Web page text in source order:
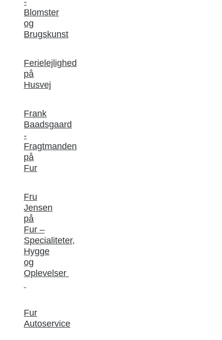
Blomster
og
Brugskunst
Ferielejlighed
på
Husvej
Frank
Baadsgaard
-
Fragtmanden
på
Fur
Fru
Jensen
på
Fur –
Specialiteter,
Hygge
og
Oplevelser
Fur
Autoservice